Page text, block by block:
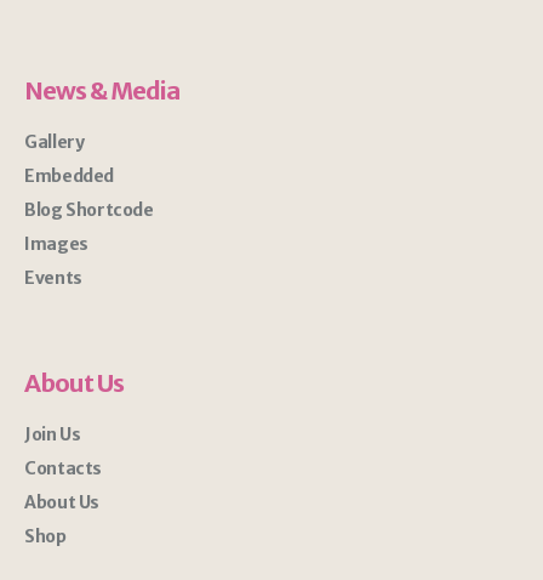
News & Media
Gallery
Embedded
Blog Shortcode
Images
Events
About Us
Join Us
Contacts
About Us
Shop